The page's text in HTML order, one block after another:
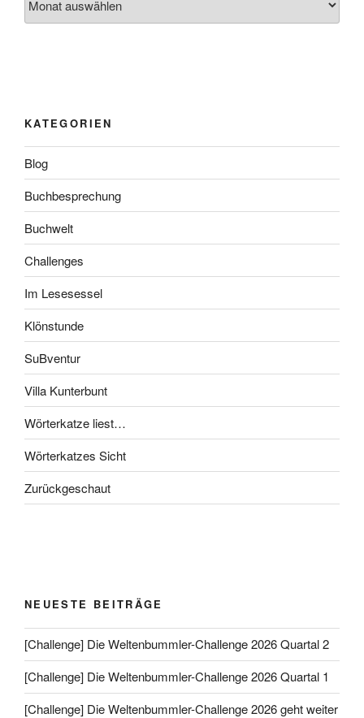
KATEGORIEN
Blog
Buchbesprechung
Buchwelt
Challenges
Im Lesesessel
Klönstunde
SuBventur
Villa Kunterbunt
Wörterkatze liest…
Wörterkatzes Sicht
Zurückgeschaut
NEUESTE BEITRÄGE
[Challenge] Die Weltenbummler-Challenge 2026 Quartal 2
[Challenge] Die Weltenbummler-Challenge 2026 Quartal 1
[Challenge] Die Weltenbummler-Challenge 2026 geht weiter